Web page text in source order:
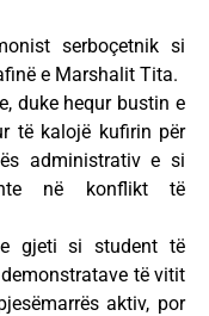
serboçetnik si
e Marshalit Tita.
duke hequr bustin e
të kalojë kufirin për
administrativ e si
në konflikt të
gjeti si student të
të vitit
aktiv, por